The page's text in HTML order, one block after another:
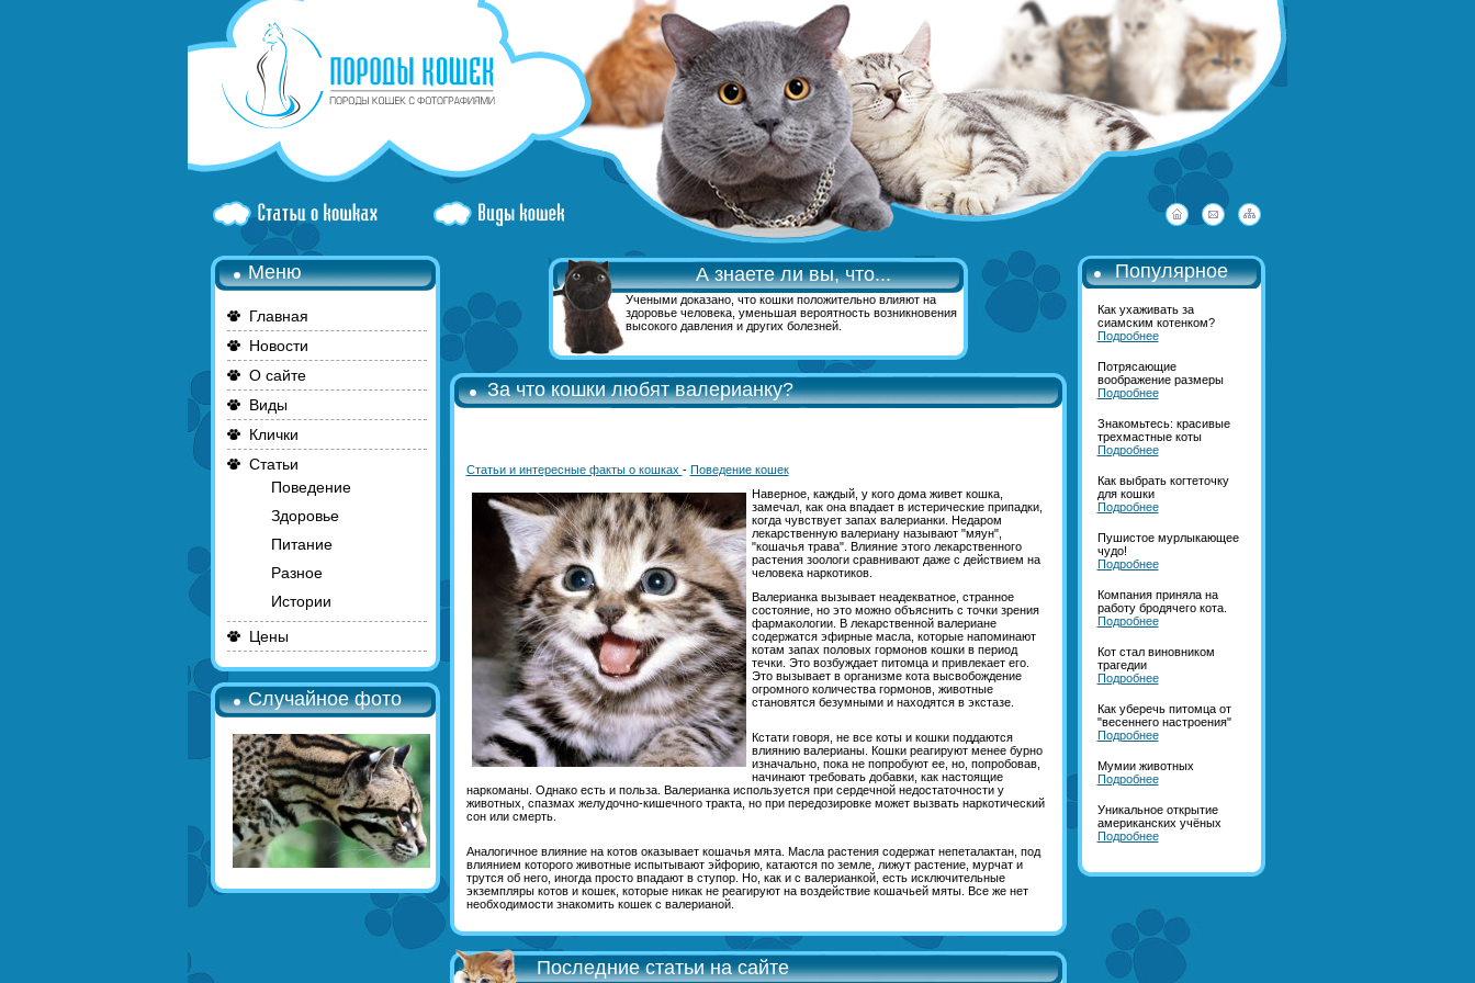
Меню
Главная
Новости
О сайте
Виды
Клички
Статьи
Поведение
Здоровье
Питание
Разное
Истории
Цены
Случайное фото
А знаете ли вы, что...
Учеными доказано, что кошки положительно влияют на
здоровье человека, уменьшая вероятность возникновения
высокого давления и других болезней.
За что кошки любят валерианку?
Статьи и интересные факты о кошках - Поведение кошек
Наверное, каждый, у кого дома живет кошка,
замечал, как она впадает в истерические припадки,
когда чувствует запах валерианки. Недаром
лекарственную валериану называют "мяун",
"кошачья трава". Влияние этого лекарственного
растения зоологи сравнивают даже с действием на
человека наркотиков.
Валерианка вызывает неадекватное, странное
состояние, но это можно объяснить с точки зрения
фармакологии. В лекарственной валериане
содержатся эфирные масла, которые напоминают
котам запах половых гормонов кошки в период
течки. Это возбуждает питомца и привлекает его.
Это вызывает в организме кота высвобождение
огромного количества гормонов, животные
становятся безумными и находятся в экстазе.
Кстати говоря, не все коты и кошки поддаются
влиянию валерианы. Кошки реагируют менее бурно
изначально, пока не попробуют ее, но, попробовав,
начинают требовать добавки, как настоящие
наркоманы. Однако есть и польза. Валерианка используется при сердечной недостаточности у
животных, спазмах желудочно-кишечного тракта, но при передозировке может вызвать наркотический
сон или смерть.
Аналогичное влияние на котов оказывает кошачья мята. Масла растения содержат непеталактан, под
влиянием которого животные испытывают эйфорию, катаются по земле, лижут растение, мурчат и
трутся об него, иногда просто впадают в ступор. Но, как и с валерианкой, есть исключительные
экземпляры котов и кошек, которые никак не реагируют на воздействие кошачьей мяты. Все же нет
необходимости знакомить кошек с валерианой.
Последние статьи на сайте
Популярное
Как ухаживать за
сиамским котенком?
Подробнее
Потрясающие
воображение размеры
Подробнее
Знакомьтесь: красивые
трехмастные коты
Подробнее
Как выбрать когтеточку
для кошки
Подробнее
Пушистое мурлыкающее
чудо!
Подробнее
Компания приняла на
работу бродячего кота.
Подробнее
Кот стал виновником
трагедии
Подробнее
Как уберечь питомца от
"весеннего настроения"
Подробнее
Мумии животных
Подробнее
Уникальное открытие
американских учёных
Подробнее